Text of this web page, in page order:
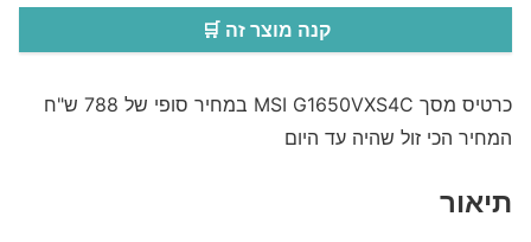
קנה מוצר זה 🛒
כרטיס מסך MSI G1650VXS4C במחיר סופי של 788 ש"ח
המחיר הכי זול שהיה עד היום
תיאור